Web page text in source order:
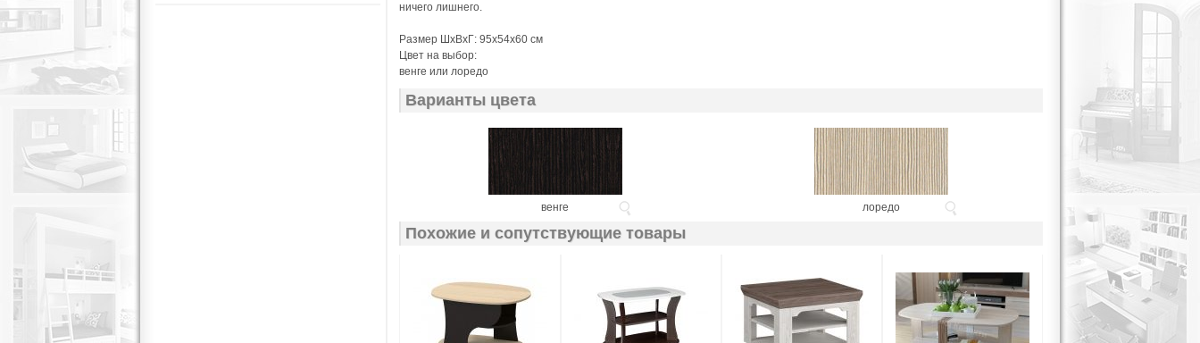
ничего лишнего.
Размер ШхВхГ: 95х54х60 см
Цвет на выбор:
венге или лоредо
Варианты цвета
венге лоредо
Похожие и сопутствующие товары